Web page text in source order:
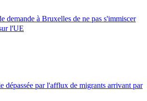
à Bruxelles de ne pas s'immiscer
l'UE
dépassée par l'afflux de migrants arrivant par